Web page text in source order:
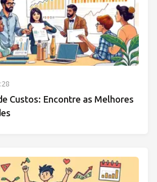
Custos: Encontre as Melhores